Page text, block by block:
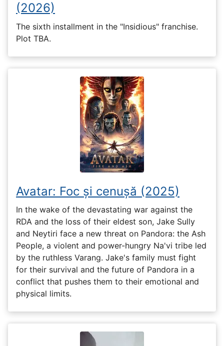
(2026)
The sixth installment in the "Insidious" franchise.
Plot TBA.
Avatar: Foc și cenușă (2025)
In the wake of the devastating war against the
RDA and the loss of their eldest son, Jake Sully
and Neytiri face a new threat on Pandora: the Ash
People, a violent and power-hungry Na'vi tribe led
by the ruthless Varang. Jake's family must fight
for their survival and the future of Pandora in a
conflict that pushes them to their emotional and
physical limits.